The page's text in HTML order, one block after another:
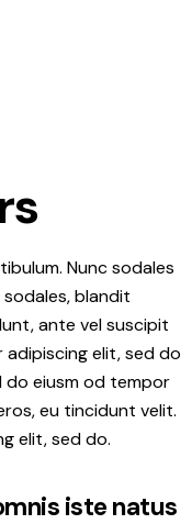
Nunc sodales
sodales, blandit
ante vel suscipit
elit, sed do
do eiusm od tempor
eu tincidunt velit.
elit, sed do.
iste natus